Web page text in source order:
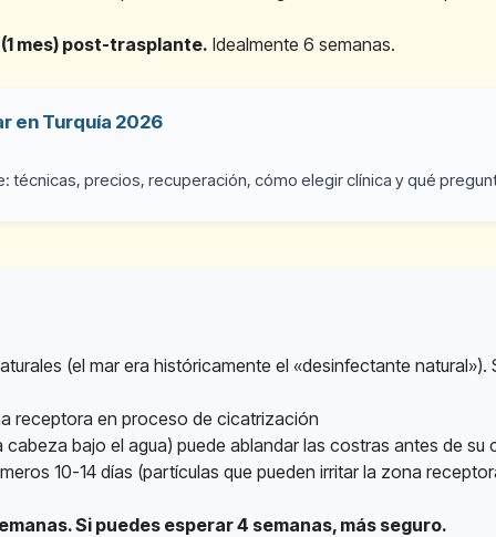
mes) post-trasplante. Idealmente 6 semanas.
en Turquía 2026
precios, recuperación, cómo elegir clínica y qué
(el mar era históricamente el «desinfectante natural»).
receptora en proceso de cicatrización
bajo el agua) puede ablandar las costras antes de su
10-14 días (partículas que pueden irritar la zona
Si puedes esperar 4 semanas, más seguro.